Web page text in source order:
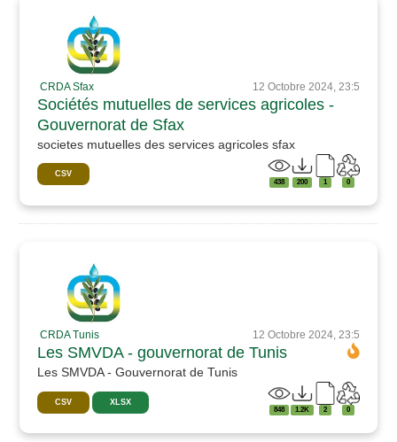
CRDA Sfax 12 Octobre 2024, 23:5
Sociétés mutuelles de services agricoles -
Gouvernorat de Sfax
societes mutuelles des services agricoles sfax
CSV
438 200 1 0
CRDA Tunis 12 Octobre 2024, 23:5
Les SMVDA - gouvernorat de Tunis
Les SMVDA - Gouvernorat de Tunis
CSV XLSX
848 1.2K 2 0